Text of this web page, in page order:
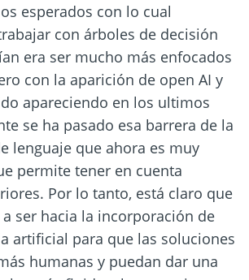
esperados con lo cual
con árboles de decisión
era ser mucho más enfocados
con la aparición de open AI y
apareciendo en los ultimos
se ha pasado esa barrera de la
lenguaje que ahora es muy
permite tener en cuenta
Por lo tanto, está claro que
ser hacia la incorporación de
artificial para que las soluciones
humanas y puedan dar una